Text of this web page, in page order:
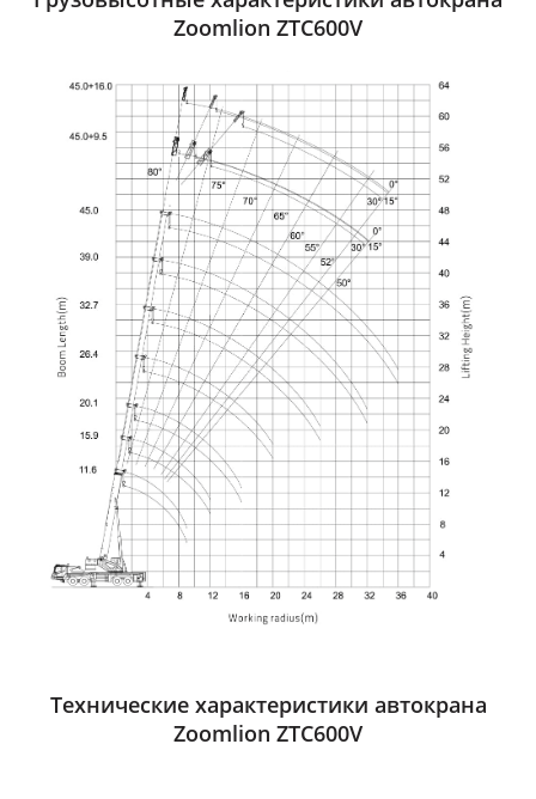
Zoomlion ZTC600V
Технические характеристики автокрана
Zoomlion ZTC600V